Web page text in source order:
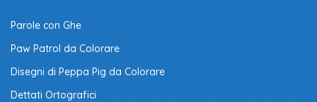
Parole con Ghe
Paw Patrol da Colorare
Disegni di Peppa Pig da Colorare
Dettati Ortografici